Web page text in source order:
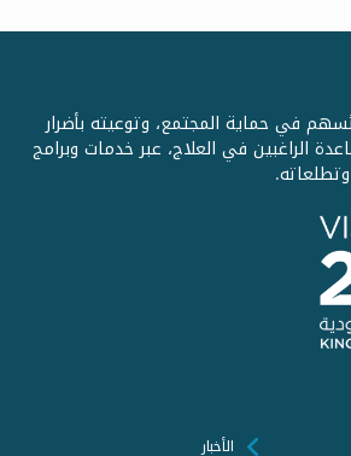
في حماية المجتمع، وتوعيته بأضرار
الراغبين في العلاج، عبر خدمات وبرامج
الأخبار